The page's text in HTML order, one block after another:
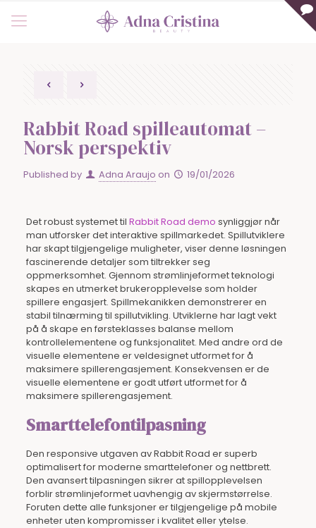
Rabbit Road spilleautomat –
Norsk perspektiv
Published by Adna Araujo on 19/01/2026
Det robust systemet til Rabbit Road demo synliggjør når
man utforsker det interaktive spillmarkedet. Spillutviklere
har skapt tilgjengelige muligheter, viser denne løsningen
fascinerende detaljer som tiltrekker seg
oppmerksomhet. Gjennom strømlinjeformet teknologi
skapes en utmerket brukeropplevelse som holder
spillere engasjert. Spillmekanikken demonstrerer en
stabil tilnærming til spillutvikling. Utviklerne har lagt vekt
på å skape en førsteklasses balanse mellom
kontrollelementene og funksjonalitet. Med andre ord de
visuelle elementene er veldesignet utformet for å
maksimere spillerengasjement. Konsekvensen er de
visuelle elementene er godt utført utformet for å
maksimere spillerengasjement.
Smarttelefontilpasning
Den responsive utgaven av Rabbit Road er superb
optimalisert for moderne smarttelefoner og nettbrett.
Den avansert tilpasningen sikrer at spillopplevelsen
forblir strømlinjeformet uavhengig av skjermstørrelse.
Foruten dette alle funksjoner er tilgjengelige på mobile
enheter uten kompromisser i kvalitet eller ytelse.